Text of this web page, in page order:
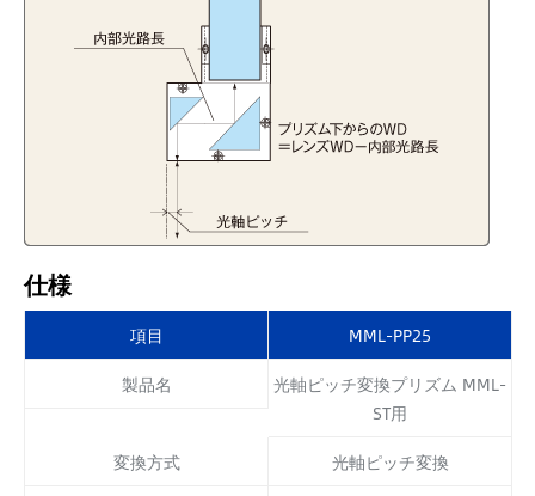
仕様
項目
MML-PP25
製品名
光軸ピッチ変換プリズム MML-
ST用
変換方式
光軸ピッチ変換